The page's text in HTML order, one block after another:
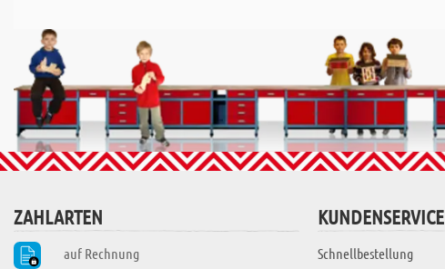
ZAHLARTEN
auf Rechnung
KUNDENSERVICE
Schnellbestellung